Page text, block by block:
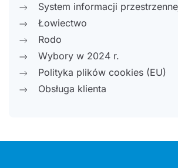
System informacji
Łowiectwo
Rodo
Wybory w 2024 r.
Polityka plików cookies (EU)
Obsługa klienta